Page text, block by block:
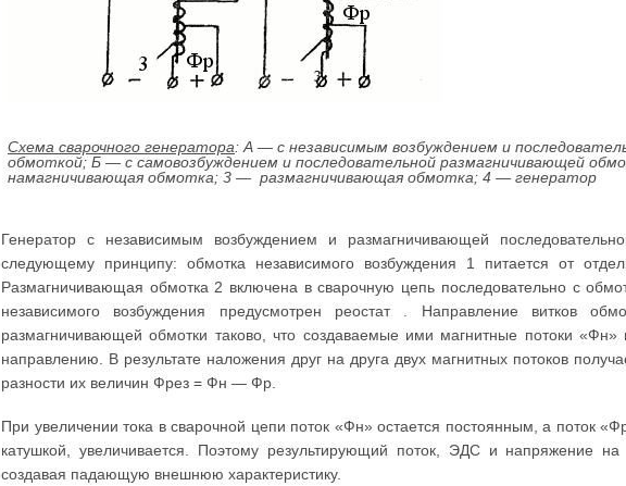
Схема сварочного генератора: А — с независимым возбуждением и
обмоткой; Б — с самовозбуждением и последовательной размагничивающей
намагничивающая обмотка; 3 — размагничивающая обмотка; 4 — генератор
Генератор с независимым возбуждением и размагничивающей
следующему принципу: обмотка независимого возбуждения 1 питается от
Размагничивающая обмотка 2 включена в сварочную цепь последовательно с
независимого возбуждения предусмотрен реостат . Направление витков
размагничивающей обмотки таково, что создаваемые ими магнитные потоки
направлению. В результате наложения друг на друга двух магнитных потоков
разности их величин Фрез = Фн — Фр.
При увеличении тока в сварочной цепи поток «Фн» остается постоянным, а поток
катушкой, увеличивается. Поэтому результирующий поток, ЭДС и напряжение на
создавая падающую внешнюю характеристику.